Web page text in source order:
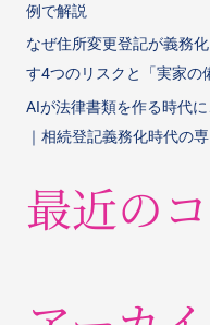
例で解説
なぜ住所変更登記が義務
す4つのリスクと「実家の
AIが法律書類を作る時代
｜相続登記義務化時代の
最近の